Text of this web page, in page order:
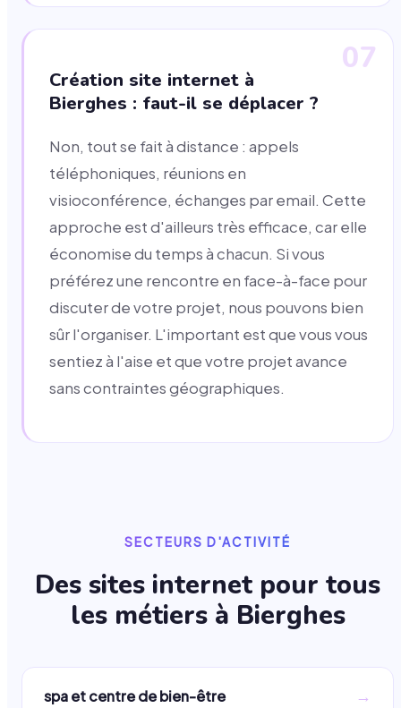
07
Création site internet à
Bierghes : faut-il se déplacer ?
Non, tout se fait à distance : appels
téléphoniques, réunions en
visioconférence, échanges par email. Cette
approche est d'ailleurs très efficace, car elle
économise du temps à chacun. Si vous
préférez une rencontre en face-à-face pour
discuter de votre projet, nous pouvons bien
sûr l'organiser. L'important est que vous vous
sentiez à l'aise et que votre projet avance
sans contraintes géographiques.
SECTEURS D'ACTIVITÉ
Des sites internet pour tous
les métiers à Bierghes
spa et centre de bien-être →